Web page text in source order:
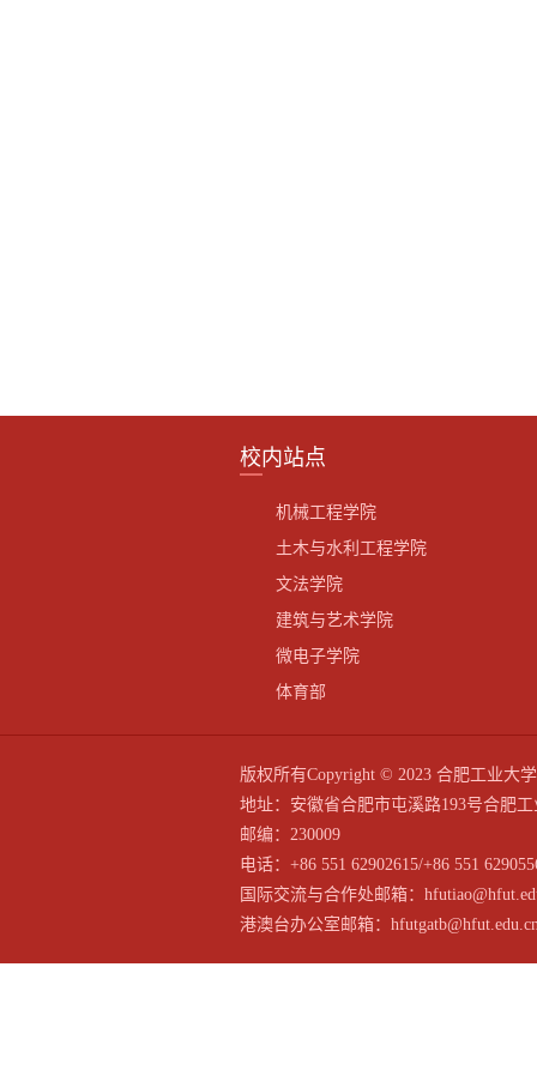
校内站点
机械工程学院
土木与水利工程学院
文法学院
建筑与艺术学院
微电子学院
体育部
版权所有Copyright © 2023 合肥工业大
地址：安徽省合肥市屯溪路193号合肥
邮编：230009
电话：+86 551 62902615/+86 551
国际交流与合作处邮箱：
港澳台办公室邮箱：